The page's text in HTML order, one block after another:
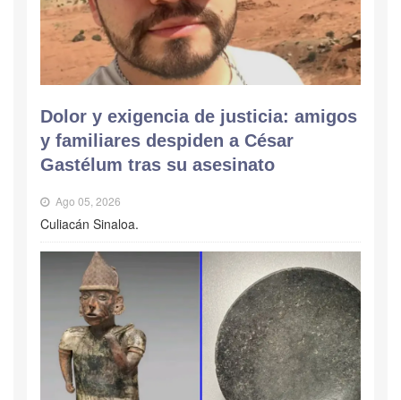
Dolor y exigencia de justicia: amigos
y familiares despiden a César
Gastélum tras su asesinato
Ago 05, 2026
Culiacán Sinaloa.